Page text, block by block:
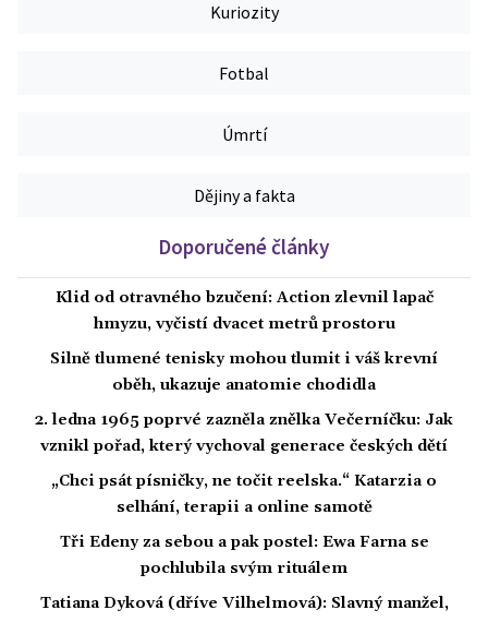
Kuriozity
Fotbal
Úmrtí
Dějiny a fakta
Doporučené články
Klid od otravného bzučení: Action zlevnil lapač
hmyzu, vyčistí dvacet metrů prostoru
Silně tlumené tenisky mohou tlumit i váš krevní
oběh, ukazuje anatomie chodidla
2. ledna 1965 poprvé zazněla znělka Večerníčku: Jak
vznikl pořad, který vychoval generace českých dětí
„Chci psát písničky, ne točit reelska.“ Katarzia o
selhání, terapii a online samotě
Tři Edeny za sebou a pak postel: Ewa Farna se
pochlubila svým rituálem
Tatiana Dyková (dříve Vilhelmová): Slavný manžel,